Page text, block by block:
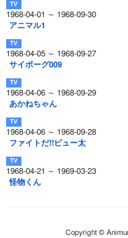
1968-04-01 ～ 1968-09-30
アニマル1
1968-04-05 ～ 1968-09-27
サイボーグ009
1968-04-06 ～ 1968-09-29
あかねちゃん
1968-04-06 ～ 1968-09-28
ファイトだ!!ピュー太
1968-04-21 ～ 1969-03-23
怪物くん
Copyright ©